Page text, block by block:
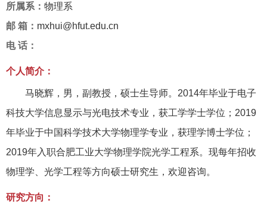
所属系： 物理系
邮 箱： mxhui@hfut.edu.cn
电 话：
个人简介：
马晓辉，男，副教授，硕士生导师。 2014年毕业于电子
科技大学信息显示与光电技术专业，获工学学士学位； 2019
年毕业于中国科学技术大学物理学专业，获理学博士学位；
2019年入职合肥工业大学物理学院光学工程系。现每年招收
物理学、光学工程等方向硕士研究生，欢迎咨询。
研究方向：